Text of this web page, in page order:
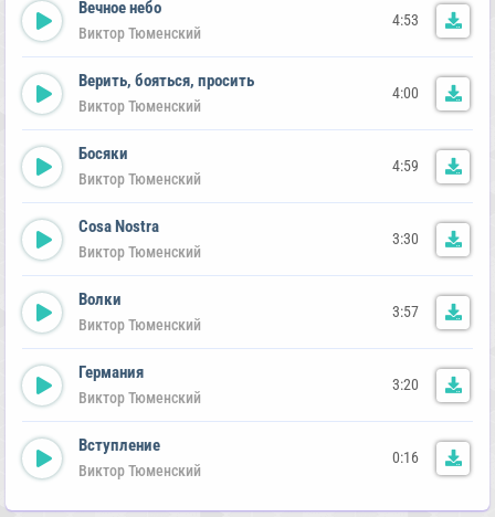
Вечное небо
Виктор Тюменский
4:53
Верить, бояться, просить
Виктор Тюменский
4:00
Босяки
Виктор Тюменский
4:59
Cosa Nostra
Виктор Тюменский
3:30
Волки
Виктор Тюменский
3:57
Германия
Виктор Тюменский
3:20
Вступление
Виктор Тюменский
0:16